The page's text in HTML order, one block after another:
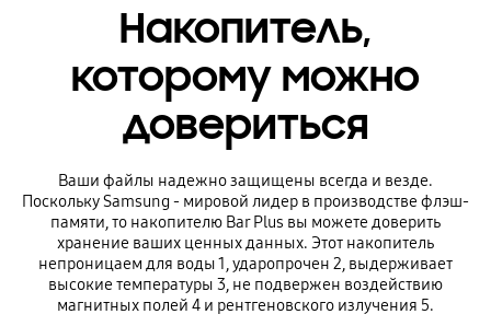
Накопитель,
которому можно
довериться
Ваши файлы надежно защищены всегда и везде.
Поскольку Samsung - мировой лидер в производстве флэш-
памяти, то накопителю Bar Plus вы можете доверить
хранение ваших ценных данных. Этот накопитель
непроницаем для воды 1, ударопрочен 2, выдерживает
высокие температуры 3, не подвержен воздействию
магнитных полей 4 и рентгеновского излучения 5.